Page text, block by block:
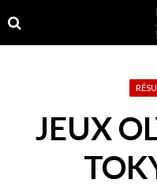
to
navigation
to
content
JEUX